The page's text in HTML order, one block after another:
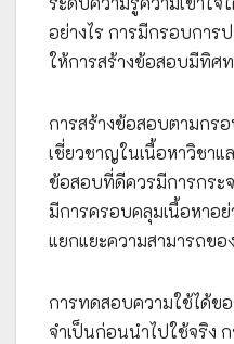
อย่างไร การมีกรอบการ
ให้การสร้างข้อสอบมีทิศ
การสร้างข้อสอบตามกร
เชี่ยวชาญในเนื้อหาวิชาแ
ข้อสอบที่ดีควรมีการกระ
มีการครอบคลุมเนื้อหาอย่
แยกแยะความสามารถขอ
การทดสอบความใช้ได้ข
จำเป็นก่อนนำไปใช้จริง